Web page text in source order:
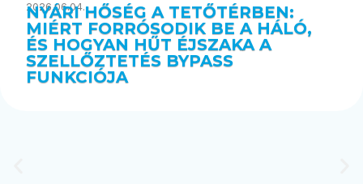
2026.06.04.
NYÁRI HŐSÉG A TETŐTÉRBEN:
MIÉRT FORRÓSODIK BE A HÁLÓ,
ÉS HOGYAN HŰT ÉJSZAKA A
SZELLŐZTETÉS BYPASS
FUNKCIÓJA